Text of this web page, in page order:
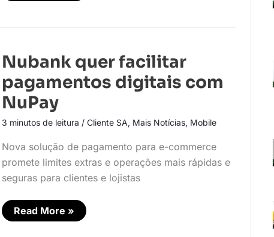
Nubank quer facilitar
pagamentos digitais com
NuPay
3 minutos de leitura / Cliente SA, Mais Notícias, Mobile
Nova solução de pagamento para e-commerce
promete limites extras e operações mais rápidas e
seguras para clientes e lojistas
Nubank
quer
facilitar
pagamentos
digitais
com
Read More »